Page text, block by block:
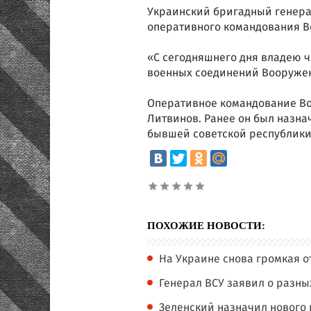
Украинский бригадный
оперативного командования
«С сегодняшнего дня владею
военных соединений
Оперативное командование
Литвинов. Ранее он был
бывшей советской
ПОХОЖИЕ НОВОСТИ:
На Украине снова громкая
Генерал ВСУ заявил о